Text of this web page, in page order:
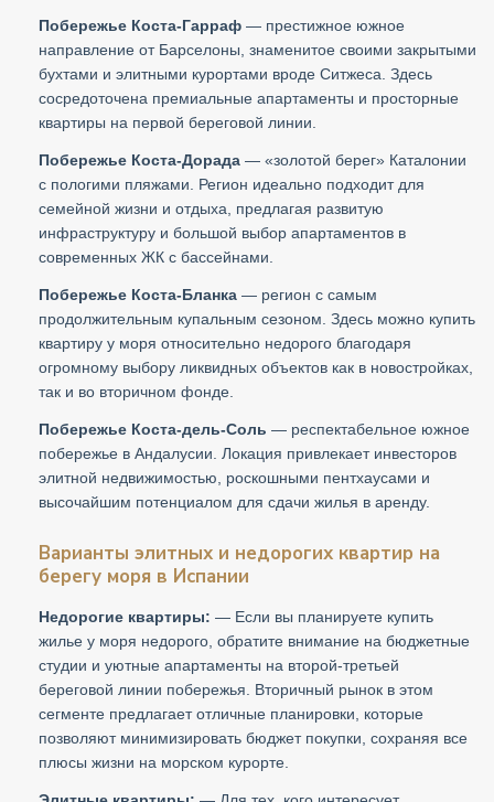
Побережье Коста-Гарраф — престижное южное
направление от Барселоны, знаменитое своими закрытыми
бухтами и элитными курортами вроде Ситжеса. Здесь
сосредоточена премиальные апартаменты и просторные
квартиры на первой береговой линии.
Побережье Коста-Дорада — «золотой берег» Каталонии
с пологими пляжами. Регион идеально подходит для
семейной жизни и отдыха, предлагая развитую
инфраструктуру и большой выбор апартаментов в
современных ЖК с бассейнами.
Побережье Коста-Бланка — регион с самым
продолжительным купальным сезоном. Здесь можно купить
квартиру у моря относительно недорого благодаря
огромному выбору ликвидных объектов как в новостройках,
так и во вторичном фонде.
Побережье Коста-дель-Соль — респектабельное южное
побережье в Андалусии. Локация привлекает инвесторов
элитной недвижимостью, роскошными пентхаусами и
высочайшим потенциалом для сдачи жилья в аренду.
Варианты элитных и недорогих квартир на
берегу моря в Испании
Недорогие квартиры: — Если вы планируете купить
жилье у моря недорого, обратите внимание на бюджетные
студии и уютные апартаменты на второй-третьей
береговой линии побережья. Вторичный рынок в этом
сегменте предлагает отличные планировки, которые
позволяют минимизировать бюджет покупки, сохраняя все
плюсы жизни на морском курорте.